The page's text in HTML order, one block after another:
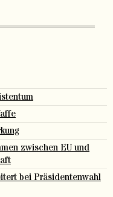
zwischen EU und
bei Präsidentenwahl